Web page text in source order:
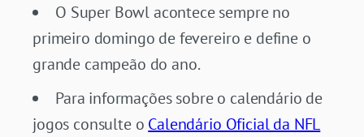
O Super Bowl acontece sempre no
primeiro domingo de fevereiro e define o
grande campeão do ano.
Para informações sobre o calendário de
jogos consulte o Calendário Oficial da NFL